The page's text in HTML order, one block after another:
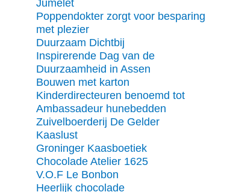
Jumelet
Poppendokter zorgt voor besparing
met plezier
Duurzaam Dichtbij
Inspirerende Dag van de
Duurzaamheid in Assen
Bouwen met karton
Kinderdirecteuren benoemd tot
Ambassadeur hunebedden
Zuivelboerderij De Gelder
Kaaslust
Groninger Kaasboetiek
Chocolade Atelier 1625
V.O.F Le Bonbon
Heerlijk chocolade